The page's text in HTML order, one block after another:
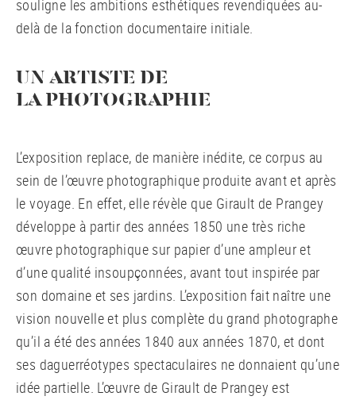
souligne les ambitions esthétiques revendiquées au-
delà de la fonction documentaire initiale.
UN ARTISTE DE
LA PHOTOGRAPHIE
L’exposition replace, de manière inédite, ce corpus au
sein de l’œuvre photographique produite avant et après
le voyage. En effet, elle révèle que Girault de Prangey
développe à partir des années 1850 une très riche
œuvre photographique sur papier d’une ampleur et
d’une qualité insoupçonnées, avant tout inspirée par
son domaine et ses jardins. L’exposition fait naître une
vision nouvelle et plus complète du grand photographe
qu’il a été des années 1840 aux années 1870, et dont
ses daguerréotypes spectaculaires ne donnaient qu’une
idée partielle. L’œuvre de Girault de Prangey est